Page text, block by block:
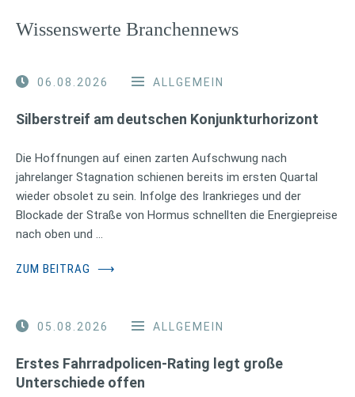
Wissenswerte Branchennews
06.08.2026 ALLGEMEIN
Silberstreif am deutschen Konjunkturhorizont
Die Hoffnungen auf einen zarten Aufschwung nach
jahrelanger Stagnation schienen bereits im ersten Quartal
wieder obsolet zu sein. Infolge des Irankrieges und der
Blockade der Straße von Hormus schnellten die Energiepreise
nach oben und …
ZUM BEITRAG ⟶
05.08.2026 ALLGEMEIN
Erstes Fahrradpolicen-Rating legt große
Unterschiede offen